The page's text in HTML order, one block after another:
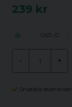
239 kr
063-G
- +
Snabba leveranser